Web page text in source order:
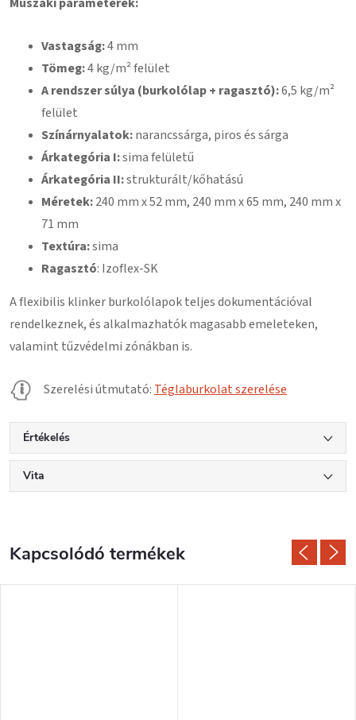
Vastagság:4 mm
Tömeg:4 kg/m² felület
A rendszer súlya (burkolólap + ragasztó):6,5 kg/m²
felület
Színárnyalatok:narancssárga, piros és sárga
Árkategória I:sima felületű
Árkategória II:strukturált/kőhatású
Méretek:240 mm x 52 mm, 240 mm x 65 mm, 240 mm x
71 mm
Textúra:sima
Ragasztó: Izoflex-SK
A flexibilis klinker burkolólapok teljes dokumentációval
rendelkeznek, és alkalmazhatók magasabb emeleteken,
valamint tűzvédelmi zónákban is.
Szerelési útmutató: Téglaburkolat szerelése
Értékelés
Vita
Kapcsolódó termékek